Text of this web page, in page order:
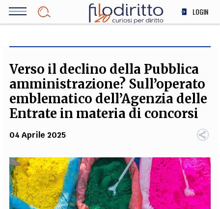
Salta
LOGIN
SOCIETÀ
MEDICINA
SCIENZA
STORIA E FILOSOFIA
TEAM
FILODIRITTO REDAZIONE COMITATO SCIENTIFICO AUTORI CURATORI
FOTOGRAFI PARTNER COLLABORA CON NOI
Verso il declino della Pubblica
amministrazione? Sull’operato
emblematico dell’Agenzia delle
Entrate in materia di concorsi
04 Aprile 2025